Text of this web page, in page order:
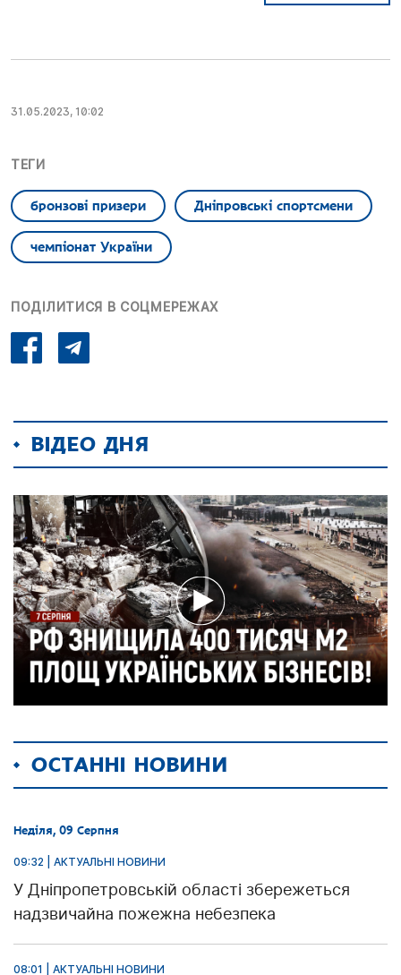
31.05.2023, 10:02
ТЕГИ
бронзові призери Дніпровські спортсмени
чемпіонат України
ПОДІЛИТИСЯ В СОЦМЕРЕЖАХ
ВІДЕО ДНЯ
ОСТАННІ НОВИНИ
Неділя, 09 Серпня
09:32 | АКТУАЛЬНІ НОВИНИ
У Дніпропетровській області збережеться
надзвичайна пожежна небезпека
08:01 | АКТУАЛЬНІ НОВИНИ